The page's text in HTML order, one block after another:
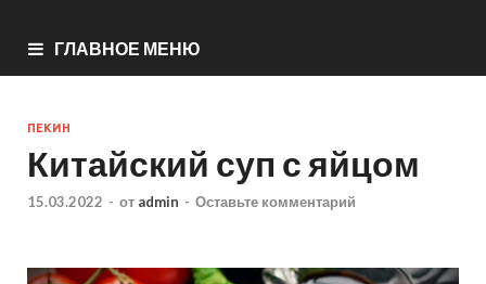
ГЛАВНОЕ МЕНЮ
ПЕКИН
Китайский суп с яйцом
15.03.2022 - от admin - Оставьте комментарий